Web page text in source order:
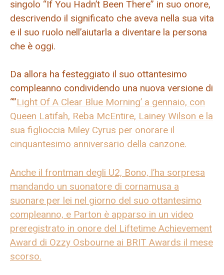
singolo “If You Hadn’t Been There” in suo onore,
descrivendo il significato che aveva nella sua vita
e il suo ruolo nell’aiutarla a diventare la persona
che è oggi.
Da allora ha festeggiato il suo ottantesimo
compleanno condividendo una nuova versione di
“”Light Of A Clear Blue Morning’ a gennaio, con
Queen Latifah, Reba McEntire, Lainey Wilson e la
sua figlioccia Miley Cyrus per onorare il
cinquantesimo anniversario della canzone.
Anche il frontman degli U2, Bono, l’ha sorpresa
mandando un suonatore di cornamusa a
suonare per lei nel giorno del suo ottantesimo
compleanno, e Parton è apparso in un video
preregistrato in onore del Liftetime Achievement
Award di Ozzy Osbourne ai BRIT Awards il mese
scorso.